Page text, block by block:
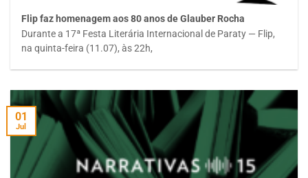
Flip faz homenagem aos 80 anos de Glauber Rocha
Durante a 17ª Festa Literária Internacional de Paraty — Flip,
na quinta-feira (11.07), às 22h,
01
Jul